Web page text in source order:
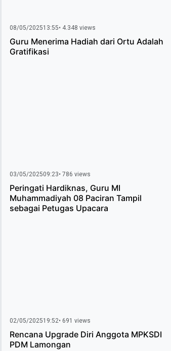
08/05/202513:55• 4.348 views
Guru Menerima Hadiah dari Ortu Adalah
Gratifikasi
03/05/202509:23• 786 views
Peringati Hardiknas, Guru MI
Muhammadiyah 08 Paciran Tampil
sebagai Petugas Upacara
02/05/202519:52• 691 views
Rencana Upgrade Diri Anggota MPKSDI
PDM Lamongan